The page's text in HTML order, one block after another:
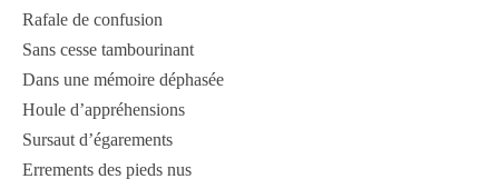
Rafale de confusion
Sans cesse tambourinant
Dans une mémoire déphasée
Houle d’appréhensions
Sursaut d’égarements
Errements des pieds nus